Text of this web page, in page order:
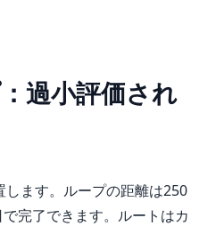
過小評価され
ます。ループの距離は250
完了できます。ルートはカ